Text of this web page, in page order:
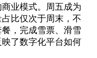
业模式。周五成为
比仅次于周末，不
，完成雪票、滑雪
了数字化平台如何